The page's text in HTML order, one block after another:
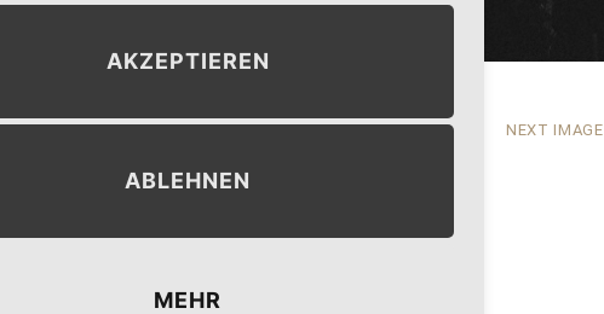
NEXT IMAGE
AKZEPTIEREN
ABLEHNEN
MEHR